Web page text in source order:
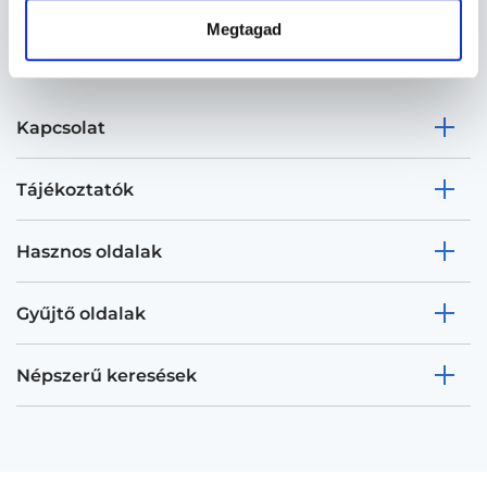
Megtagad
Kapcsolat
Tájékoztatók
Hasznos oldalak
Gyűjtő oldalak
Népszerű keresések